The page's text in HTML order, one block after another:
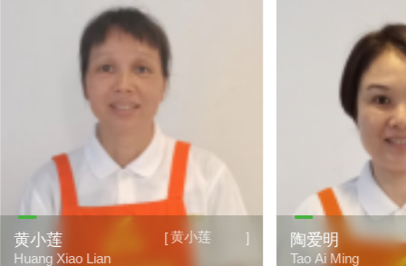
[黄小莲 ]
黄小莲
Huang Xiao Lian
陶爱明
Tao Ai Ming